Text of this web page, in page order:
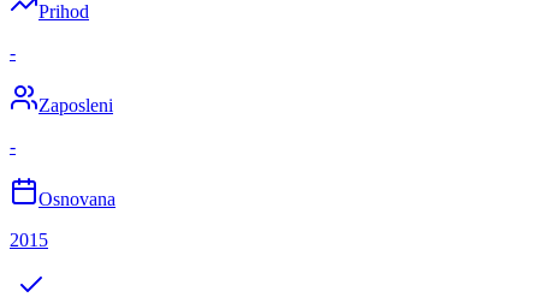
Prihod
-
Zaposleni
-
Osnovana
2015